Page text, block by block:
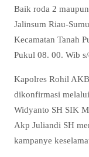
Baik roda 2
Jalinsum Riau-
Kecamatan Tanah
Pukul 08. 00. Wib s/
Kapolres Rohil
dikonfirmasi
Widyanto SH SIK
Akp Juliandi SH
kampanye